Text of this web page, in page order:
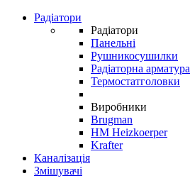
Радіатори
Радіатори
Панельні
Рушникосушилки
Радіаторна арматура
Термостатголовки
Виробники
Brugman
HM Heizkoerper
Krafter
Каналізація
Змішувачі